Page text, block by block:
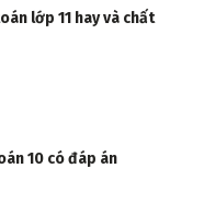
lớp 11 hay và chất
10 có đáp án